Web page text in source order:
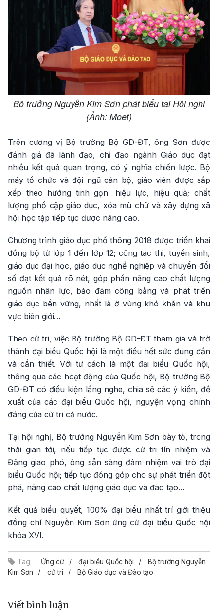
Bộ trưởng Nguyễn Kim Sơn phát biểu tại Hội nghị
(Ảnh: Moet)
Trên cương vị Bộ trưởng Bộ GD-ĐT, ông Sơn được
đánh giá đã lãnh đạo, chỉ đạo ngành Giáo dục đạt
nhiều kết quả quan trọng, có ý nghĩa chiến lược. Bộ
máy tổ chức và đội ngũ cán bộ, giáo viên được sắp
xếp theo hướng tinh gọn, hiệu lực, hiệu quả; chất
lượng phổ cập giáo dục, xóa mù chữ và xây dựng xã
hội học tập tiếp tục được nâng cao.
Chương trình giáo dục phổ thông 2018 được triển khai
đồng bộ từ lớp 1 đến lớp 12; công tác thi, tuyển sinh,
giáo dục đại học, giáo dục nghề nghiệp và chuyển đổi
số đạt kết quả rõ nét, góp phần nâng cao chất lượng
nguồn nhân lực, bảo đảm công bằng và phát triển
giáo dục bền vững, nhất là ở vùng khó khăn và khu
vực biên giới…
Theo cử tri, việc Bộ trưởng Bộ GD-ĐT tham gia và trở
thành đại biểu Quốc hội là một điều hết sức đúng đắn
và cần thiết. Với tư cách là một đại biểu Quốc hội,
thông qua các hoạt động của Quốc hội, Bộ trưởng Bộ
GD-ĐT có điều kiện lắng nghe, chia sẻ các ý kiến, đề
xuất của các đại biểu Quốc hội, nguyện vọng chính
đáng của cử tri cả nước.
Tại hội nghị, Bộ trưởng Nguyễn Kim Sơn bày tỏ, trong
thời gian tới, nếu tiếp tục được cử tri tín nhiệm và
Đảng giao phó, ông sẵn sàng đảm nhiệm vai trò đại
biểu Quốc hội; tiếp tục đóng góp cho sự phát triển đột
phá, nâng cao chất lượng giáo dục và đào tạo…
Kết quả biểu quyết, 100% đại biểu nhất trí giới thiệu
đồng chí Nguyễn Kim Sơn ứng cử đại biểu Quốc hội
khóa XVI.
Tag: Ứng cử đại biểu Quốc hội
Bộ trưởng Nguyễn
Kim Sơn
cử tri Bộ Giáo dục và Đào tạo
Viết bình luận